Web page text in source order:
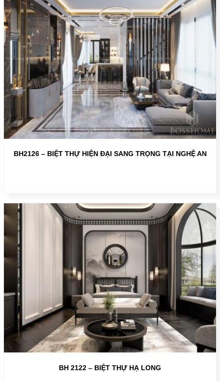
BH2126 – BIỆT THỰ HIỆN ĐẠI SANG TRỌNG TẠI NGHỆ AN
BH 2122 – BIỆT THỰ HẠ LONG